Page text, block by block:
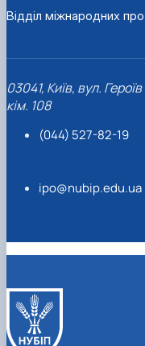
Відділ міжнародних
03041, Київ, вул.
кім. 108
(044) 527-82-19
ipo@nubip.edu.ua